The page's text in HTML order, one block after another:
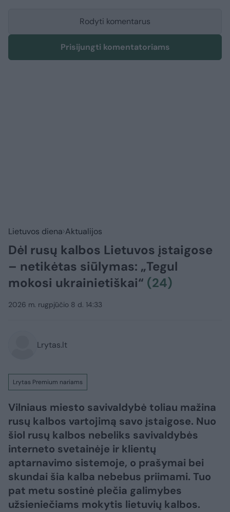
Rodyti komentarus
Prisijungti komentatoriams
Lietuvos diena Aktualijos
Dėl rusų kalbos Lietuvos įstaigose
– netikėtas siūlymas: „Tegul
mokosi ukrainietiškai“ (24)
2026 m. rugpjūčio 8 d. 14:33
Lrytas.lt
Lrytas Premium nariams
Vilniaus miesto savivaldybė toliau mažina
rusų kalbos vartojimą savo įstaigose. Nuo
šiol rusų kalbos nebeliks savivaldybės
interneto svetainėje ir klientų
aptarnavimo sistemoje, o prašymai bei
skundai šia kalba nebebus priimami. Tuo
pat metu sostinė plečia galimybes
užsieniečiams mokytis lietuvių kalbos.